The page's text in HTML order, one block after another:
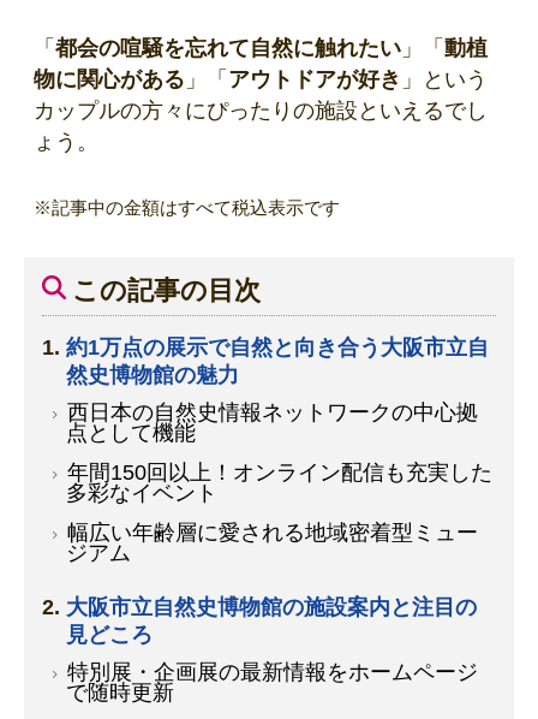
「 都会の喧騒を忘れて自然に触れたい 」「 動植
物に関心がある 」「 アウトドアが好き 」という
カップルの方々にぴったりの施設といえるでし
ょう。
※記事中の金額はすべて税込表示です
この記事の目次
約1万点の展示で自然と向き合う大阪市立自
然史博物館の魅力
西日本の自然史情報ネットワークの中心拠
点として機能
年間150回以上！オンライン配信も充実した
多彩なイベント
幅広い年齢層に愛される地域密着型ミュー
ジアム
大阪市立自然史博物館の施設案内と注目の
見どころ
特別展・企画展の最新情報をホームページ
で随時更新